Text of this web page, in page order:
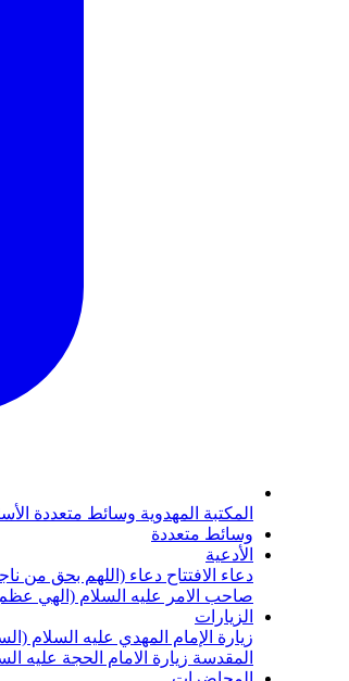
المكتبة المهدوية وسائط متعددة
وسائط متعددة
الأدعية
دعاء الافتتاح دعاء (اللهم بحق من
صاحب الامر عليه السلام (الهي عظم
الزيارات
زيارة الإمام المهدي عليه السلام
المقدسة زيارة الامام الحجة عليه